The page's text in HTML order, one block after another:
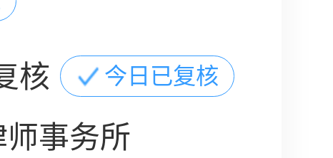
核 今日已复核
事务所